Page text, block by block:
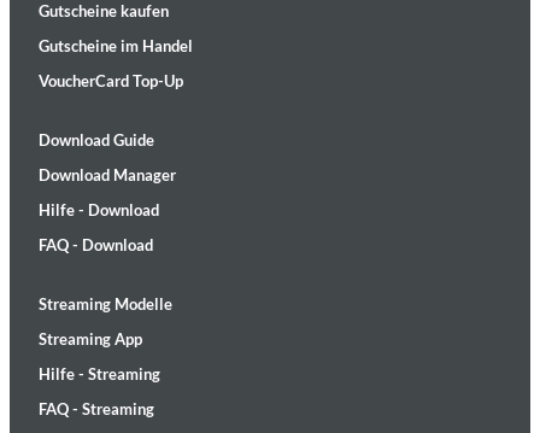
Gutscheine kaufen
Gutscheine im Handel
VoucherCard Top-Up
Download Guide
Download Manager
Hilfe - Download
FAQ - Download
Streaming Modelle
Streaming App
Hilfe - Streaming
FAQ - Streaming